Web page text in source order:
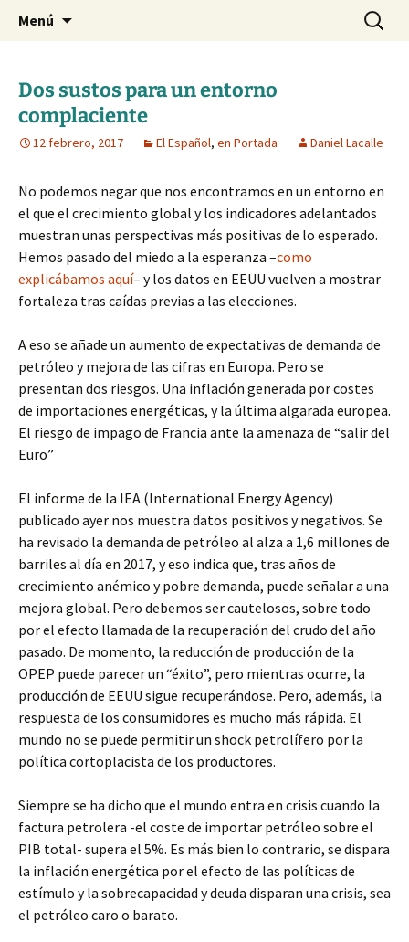
dlacalle.com
Blog de Daniel Lacalle
Menú Buscar:
Dos sustos para un entorno
complaciente
12 febrero, 2017 El Español, en Portada Daniel Lacalle
No podemos negar que nos encontramos en un entorno en
el que el crecimiento global y los indicadores adelantados
muestran unas perspectivas más positivas de lo esperado.
Hemos pasado del miedo a la esperanza –como
explicábamos aquí– y los datos en EEUU vuelven a mostrar
fortaleza tras caídas previas a las elecciones.
A eso se añade un aumento de expectativas de demanda de
petróleo y mejora de las cifras en Europa. Pero se
presentan dos riesgos. Una inflación generada por costes
de importaciones energéticas, y la última algarada europea.
El riesgo de impago de Francia ante la amenaza de “salir del
Euro”
El informe de la IEA (International Energy Agency)
publicado ayer nos muestra datos positivos y negativos. Se
ha revisado la demanda de petróleo al alza a 1,6 millones de
barriles al día en 2017, y eso indica que, tras años de
crecimiento anémico y pobre demanda, puede señalar a una
mejora global. Pero debemos ser cautelosos, sobre todo
por el efecto llamada de la recuperación del crudo del año
pasado. De momento, la reducción de producción de la
OPEP puede parecer un “éxito”, pero mientras ocurre, la
producción de EEUU sigue recuperándose. Pero, además, la
respuesta de los consumidores es mucho más rápida. El
mundo no se puede permitir un shock petrolífero por la
política cortoplacista de los productores.
Siempre se ha dicho que el mundo entra en crisis cuando la
factura petrolera -el coste de importar petróleo sobre el
PIB total- supera el 5%. Es más bien lo contrario, se dispara
la inflación energética por el efecto de las políticas de
estímulo y la sobrecapacidad y deuda disparan una crisis, sea
el petróleo caro o barato.